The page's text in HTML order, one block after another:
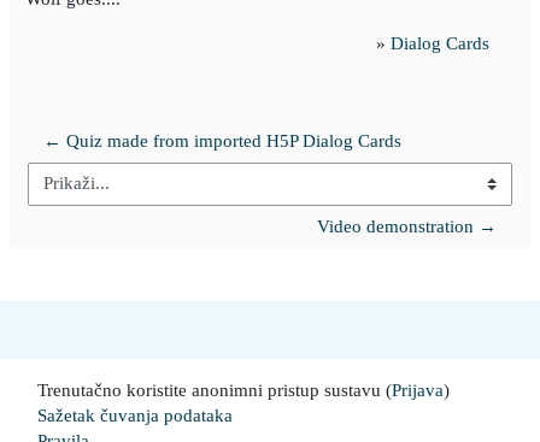
» Dialog Cards
← Quiz made from imported H5P Dialog Cards
Prikaži...
Video demonstration →
Trenutačno koristite anonimni pristup sustavu (Prijava)
Sažetak čuvanja podataka